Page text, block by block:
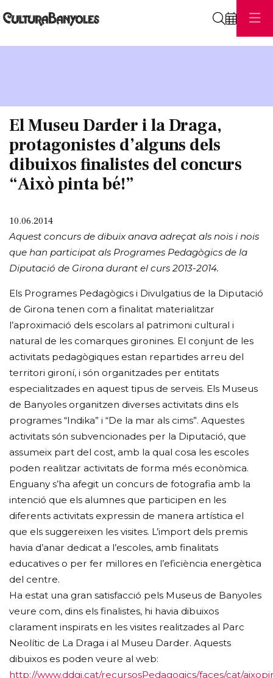
El Museu Darder i la Draga,
protagonistes d’alguns dels
dibuixos finalistes del concurs
“Això pinta bé!”
10.06.2014
Aquest concurs de dibuix anava adreçat als nois i nois
que han participat als Programes Pedagògics de la
Diputació de Girona durant el curs 2013-2014.
Els Programes Pedagògics i Divulgatius de la Diputació
de Girona tenen com a finalitat materialitzar
l’aproximació dels escolars al patrimoni cultural i
natural de les comarques gironines. El conjunt de les
activitats pedagògiques estan repartides arreu del
territori gironí, i són organitzades per entitats
especialitzades en aquest tipus de serveis. Els Museus
de Banyoles organitzen diverses activitats dins els
programes “Indika” i “De la mar als cims”. Aquestes
activitats són subvencionades per la Diputació, que
assumeix part del cost, amb la qual cosa les escoles
poden realitzar activitats de forma més econòmica.
Enguany s’ha afegit un concurs de fotografia amb la
intenció que els alumnes que participen en les
diferents activitats expressin de manera artística el
que els suggereixen les visites. L’import dels premis
havia d’anar dedicat a l’escoles, amb finalitats
educatives o per fer millores en l’eficiència energètica
del centre.
Ha estat una gran satisfacció pels Museus de Banyoles
veure com, dins els finalistes, hi havia dibuixos
clarament inspirats en les visites realitzades al Parc
Neolític de La Draga i al Museu Darder. Aquests
dibuixos es poden veure al web:
http://www.ddgi.cat/recursosPedagogics/faces/cat/